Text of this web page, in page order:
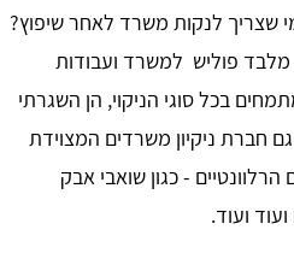
שצריך לנקות משרד לאחר שיפוץ?
פוליש למשרד ועבודות
בכל סוגי הניקוי, הן השגרתי
חברת ניקיון משרדים המצוידת
- כגון שואבי אבק
ועוד.